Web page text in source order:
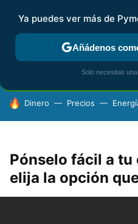
FISCALIDAD Y CONTABILIDAD
HOY SE HABLA DE
Dinero Precios
Pónselo fácil a
elija la opción
Ya puedes ver más de
Añádenos
Solo necesitas